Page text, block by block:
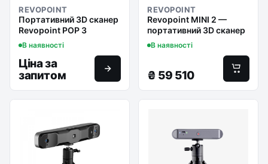
REVOPOINT
Портативний 3D сканер
Revopoint POP 3
В наявності
Ціна за
запитом
REVOPOINT
Revopoint MINI 2 —
портативний 3D сканер
В наявності
₴ 59 510